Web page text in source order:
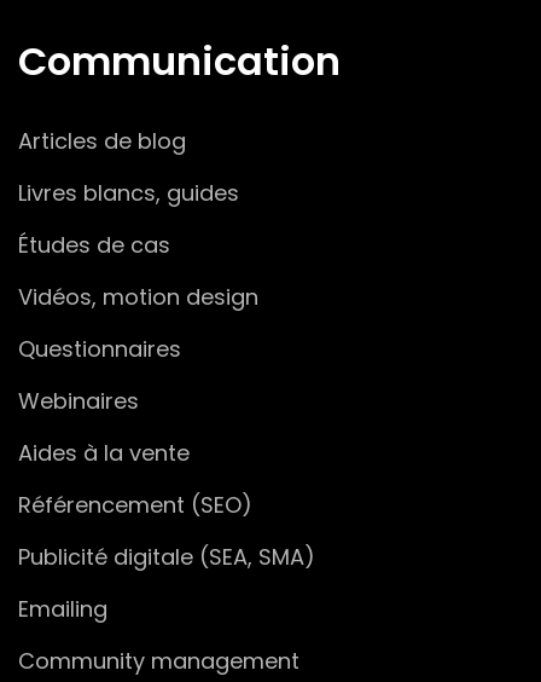
Communication
Articles de blog
Livres blancs, guides
Études de cas
Vidéos, motion design
Questionnaires
Webinaires
Aides à la vente
Référencement (SEO)
Publicité digitale (SEA, SMA)
Emailing
Community management